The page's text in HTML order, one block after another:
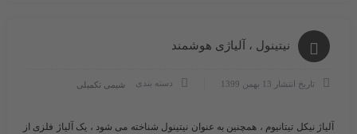
نیتینول ، آلیاژی هوشمند
تاریخ انتشار 13 بهمن 1399 دسته بندی شیمی تکمیلی
آلیاژ نیکل تیتانیوم ، همچنین به عنوان نیتینول شناخته می شود ، یک آلیاژ فلزی از